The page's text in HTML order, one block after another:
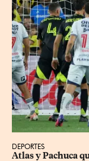
DEPORTES
Atlas y Pachuca